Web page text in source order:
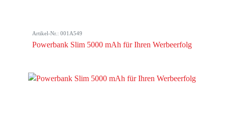
Artikel-Nr.: 001A549
Powerbank Slim 5000 mAh für Ihren Werbeerfolg